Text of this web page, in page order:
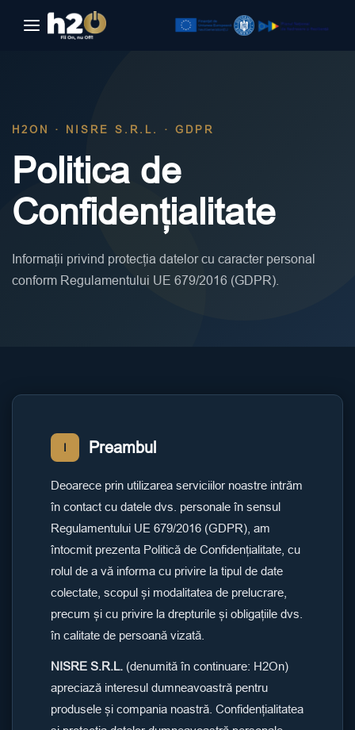
H2ON · NISRE S.R.L. · GDPR
Politica de
Confidențialitate
Informații privind protecția datelor cu caracter personal
conform Regulamentului UE 679/2016 (GDPR).
I Preambul
Deoarece prin utilizarea serviciilor noastre intrăm
în contact cu datele dvs. personale în sensul
Regulamentului UE 679/2016 (GDPR), am
întocmit prezenta Politică de Confidențialitate, cu
rolul de a vă informa cu privire la tipul de date
colectate, scopul și modalitatea de prelucrare,
precum și cu privire la drepturile și obligațiile dvs.
în calitate de persoană vizată.
NISRE S.R.L. (denumită în continuare: H2On)
apreciază interesul dumneavoastră pentru
produsele și compania noastră. Confidențialitatea